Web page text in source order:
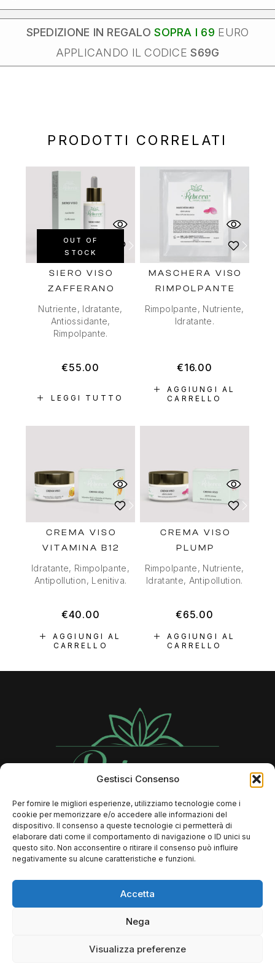
Gestisci Consenso
Per fornire le migliori esperienze, utilizziamo tecnologie come i
cookie per memorizzare e/o accedere alle informazioni del
dispositivo. Il consenso a queste tecnologie ci permetterà di
elaborare dati come il comportamento di navigazione o ID unici su
questo sito. Non acconsentire o ritirare il consenso può influire
negativamente su alcune caratteristiche e funzioni.
Accetta
Nega
Visualizza preferenze
SPEDIZIONE IN REGALOSOPRA I 69 EURO
APPLICANDO IL CODICES69G
PRODOTTI CORRELATI
OUT OF
STOCK
LEGGI TUTTO
SIERO VISO
ZAFFERANO
Nutriente, Idratante,
Antiossidante,
Rimpolpante.
€55.00
AGGIUNGI AL
CARRELLO
MASCHERA VISO
RIMPOLPANTE
Rimpolpante, Nutriente,
Idratante.
€16.00
AGGIUNGI AL
CARRELLO
CREMA VISO
VITAMINA B12
Idratante, Rimpolpante,
Antipollution, Lenitiva.
€40.00
AGGIUNGI AL
CARRELLO
CREMA VISO
PLUMP
Rimpolpante, Nutriente,
Idratante, Antipollution.
€65.00
Contatti
366 73 89 806
FAQ
Dove si trova il mio ordine?
Termini e condizioni